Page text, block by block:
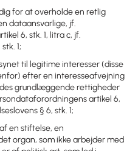
for at overholde en retlig
dataansvarlige, jf.
6, stk. 1, litra c, jf.
1;
til legitime interesser (disse
efter en interesseafvejning
grundlæggende rettigheder
artikel 6,
§ 6, stk. 1;
en stiftelse, en
organ, som ikke arbejder med